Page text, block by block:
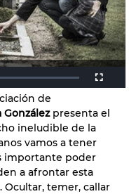
de
Gonzálezpresenta el
ineludible de la
vamos a tener
importante poder
a afrontar esta
temer, callar